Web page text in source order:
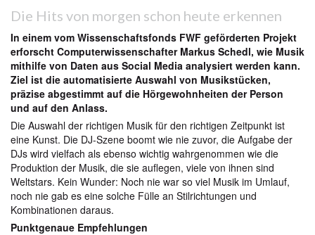
Die Hits von morgen schon heute erkennen
In einem vom Wissenschaftsfonds FWF geförderten Projekt
erforscht Computerwissenschafter Markus Schedl, wie Musik
mithilfe von Daten aus Social Media analysiert werden kann.
Ziel ist die automatisierte Auswahl von Musikstücken,
präzise abgestimmt auf die Hörgewohnheiten der Person
und auf den Anlass.
Die Auswahl der richtigen Musik für den richtigen Zeitpunkt ist
eine Kunst. Die DJ-Szene boomt wie nie zuvor, die Aufgabe der
DJs wird vielfach als ebenso wichtig wahrgenommen wie die
Produktion der Musik, die sie auflegen, viele von ihnen sind
Weltstars. Kein Wunder: Noch nie war so viel Musik im Umlauf,
noch nie gab es eine solche Fülle an Stilrichtungen und
Kombinationen daraus.
Punktgenaue Empfehlungen